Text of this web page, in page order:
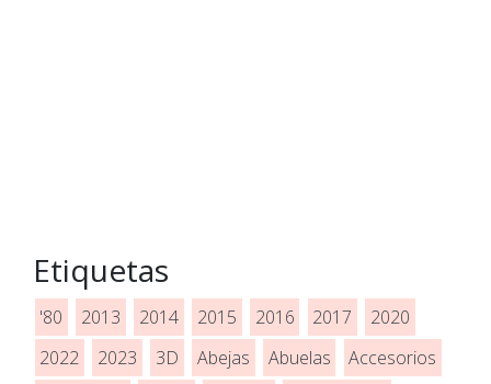
Etiquetas
'80 2013 2014 2015 2016 2017
2020
2022
2023 3D Abejas Abuelas
Accesorios